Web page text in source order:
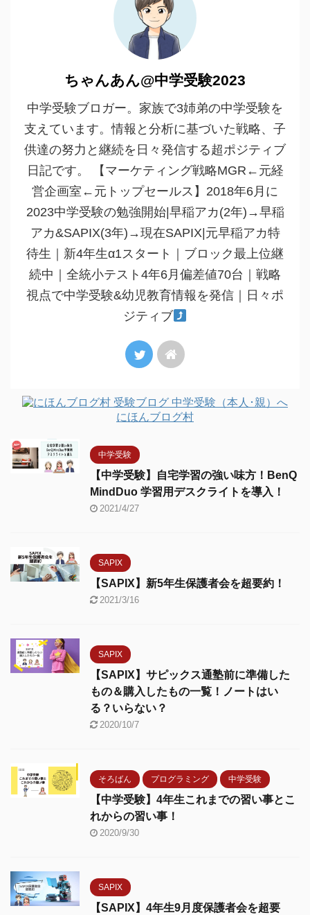
ちゃんあん@中学受験2023
中学受験ブロガー。家族で3姉弟の中学受験を
支えています。情報と分析に基づいた戦略、子
供達の努力と継続を日々発信する超ポジティブ
日記です。 【マーケティング戦略MGR←元経
営企画室←元トップセールス】2018年6月に
2023中学受験の勉強開始|早稲アカ(2年)→早稲
アカ&SAPIX(3年)→現在SAPIX|元早稲アカ特
待生｜新4年生α1スタート｜ブロック最上位継
続中｜全統小テスト4年6月偏差値70台｜戦略
視点で中学受験&幼児教育情報を発信｜日々ポ
ジティブ
にほんブログ村
中学受験
【中学受験】自宅学習の強い味方！BenQ
MindDuo 学習用デスクライトを導入！
2021/4/27
SAPIX
【SAPIX】新5年生保護者会を超要約！
2021/3/16
SAPIX
【SAPIX】サピックス通塾前に準備した
もの＆購入したもの一覧！ノートはい
る？いらない？
2020/10/7
そろばん プログラミング 中学受験
【中学受験】4年生これまでの習い事とこ
れからの習い事！
2020/9/30
SAPIX
【SAPIX】4年生9月度保護者会を超要